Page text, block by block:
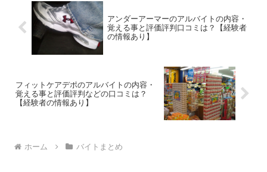
アンダーアーマーのアルバイトの内容・
覚える事と評価評判口コミは？【経験者
の情報あり】
フィットケアデポのアルバイトの内容・
覚える事と評価評判などの口コミは？
【経験者の情報あり】
ホーム バイトまとめ